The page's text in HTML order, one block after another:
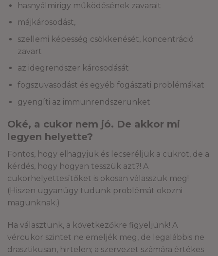
hasnyálmirigy működésének zavarait
májkárosodást,
szellemi képesség csökkenését, koncentráció
zavart
az idegrendszer károsodását
fogszuvasodást és egyéb fogászati problémákat
gyengíti az immunrendszerünket
Oké, a cukor nem jó. De akkor mi
legyen helyette?
Fontos, hogy elhagyjuk és lecseréljük a cukrot, de a
kérdés, hogy hogyan tesszük azt?! A
cukorhelyettesítőket is okosan válasszuk meg!
(Hiszen ugyanúgy tudunk problémát okozni
magunknak.)
Ha választunk, a következőkre figyeljünk! A
vércukor szintet ne emeljék meg, de legalábbis ne
drasztikusan, hirtelen; a szervezet számára értékes